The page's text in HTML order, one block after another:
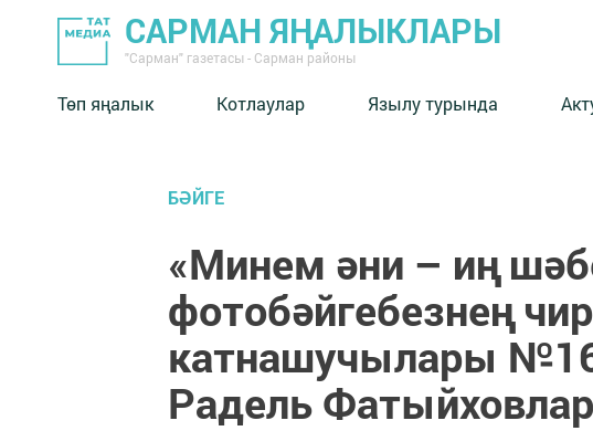
САРМАН ЯҢАЛЫКЛАРЫ
"Сарман" газетасы - Сарман районы
Төп яңалык Котлаулар Язылу турында
БӘЙГЕ
«Минем әни – иң
фотобәйгебезнең
катнашучылары
Радель Фатыйховлар